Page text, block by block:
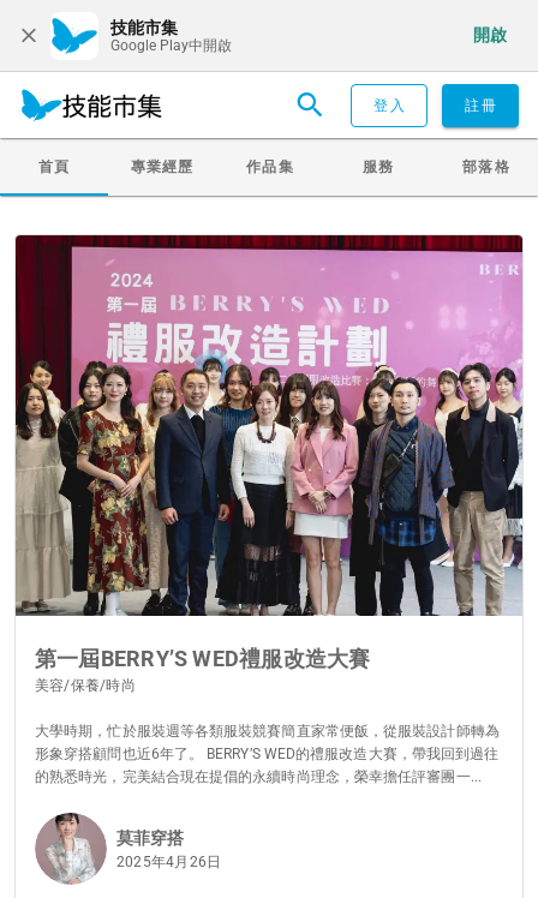
技能市集
Google Play中開啟
開啟
登入 註冊
首頁 專業經歷 作品集 服務 部落格
第一屆BERRY’S WED禮服改造大賽
美容/保養/時尚
大學時期，忙於服裝週等各類服裝競賽簡直家常便飯，從服裝設計師轉為
形象穿搭顧問也近6年了。 BERRY’S WED的禮服改造大賽，帶我回到過往
的熟悉時光，完美結合現在提倡的永續時尚理念，榮幸擔任評審團一...
莫菲穿搭
2025年4月26日